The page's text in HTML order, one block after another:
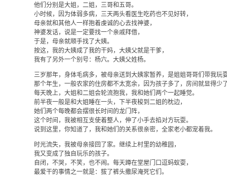
他们分别是大姐，二姐，三哥和五哥。
小时候，因为体弱多病，三天两头看医生吃药也不见好转，
母亲就和其他人一样抱着虔诚的心去找神婆，
神婆发话，说是一定要找一个亲戚拜借，
于是，母亲就顺手找了大姨。
按这，我的大姨成了我的干妈，大姨父就是干爹，
我有了另外一个别号：杨六。大姨父姓杨。
三岁那年，身体毛病多，被母亲送到大姨家暂养，是姐姐哥哥们带我玩耍
那个年生，一般农家的住房都不太宽余，因为孩子多了，房间就显得少了
每天晚上，大姐和二姐会轮流抱我，我和她们两个一起睡觉。
前半夜一般是和大姐睡在一头，下半夜梭到二姐的枕边，
她们两个每晚都会摆很长时间的龙门阵，
这个时间，我被相互支使着整人，伸了小手去掐对方玩耍。
说到这里，你知道了，我和她们的关系很亲密，全家老小都宠着我。
时光流失，我被母亲接回了家。继续上村里的幼稚园，
我又变成了独自玩乐的孩子。
自闭，不哭，不笑，也不闹。每天蹲在堂屋门口逗蚂蚁耍，
最爱干的事情之一就是：拔了裤头撒尿淹死它们。